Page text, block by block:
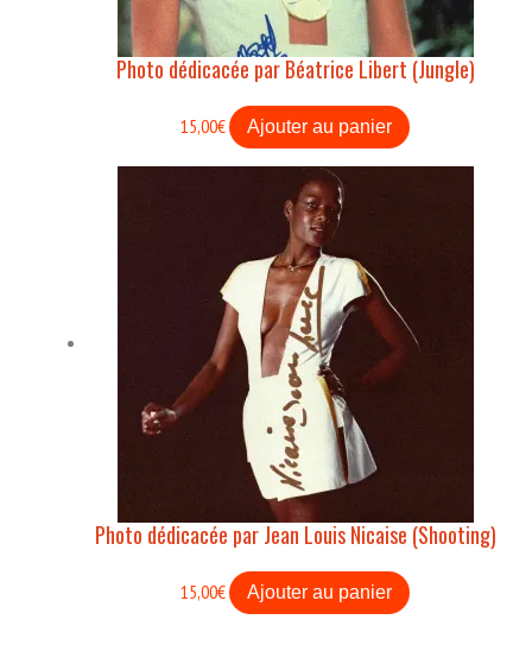
Photo dédicacée par Béatrice Libert (Jungle)
15,00€ Ajouter au panier
Photo dédicacée par Jean Louis Nicaise (Shooting)
15,00€ Ajouter au panier